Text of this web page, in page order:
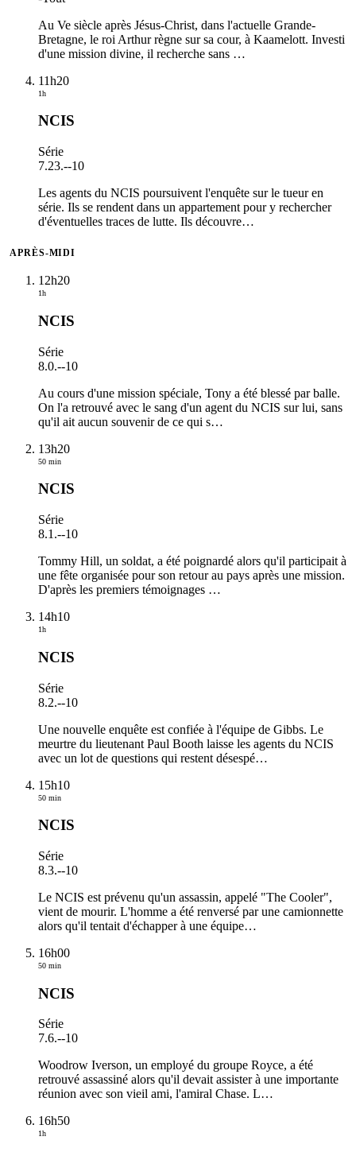
Au Ve siècle après Jésus-Christ, dans l'actuelle Grande-
Bretagne, le roi Arthur règne sur sa cour, à Kaamelott. Investi
d'une mission divine, il recherche sans …
11h20
1h
NCIS
Série
7.23.--10
Les agents du NCIS poursuivent l'enquête sur le tueur en
série. Ils se rendent dans un appartement pour y rechercher
d'éventuelles traces de lutte. Ils découvre…
APRÈS-MIDI
12h20
1h
NCIS
Série
8.0.--10
Au cours d'une mission spéciale, Tony a été blessé par balle.
On l'a retrouvé avec le sang d'un agent du NCIS sur lui, sans
qu'il ait aucun souvenir de ce qui s…
13h20
50 min
NCIS
Série
8.1.--10
Tommy Hill, un soldat, a été poignardé alors qu'il participait à
une fête organisée pour son retour au pays après une mission.
D'après les premiers témoignages …
14h10
1h
NCIS
Série
8.2.--10
Une nouvelle enquête est confiée à l'équipe de Gibbs. Le
meurtre du lieutenant Paul Booth laisse les agents du NCIS
avec un lot de questions qui restent désespé…
15h10
50 min
NCIS
Série
8.3.--10
Le NCIS est prévenu qu'un assassin, appelé "The Cooler",
vient de mourir. L'homme a été renversé par une camionnette
alors qu'il tentait d'échapper à une équipe…
16h00
50 min
NCIS
Série
7.6.--10
Woodrow Iverson, un employé du groupe Royce, a été
retrouvé assassiné alors qu'il devait assister à une importante
réunion avec son vieil ami, l'amiral Chase. L…
16h50
1h